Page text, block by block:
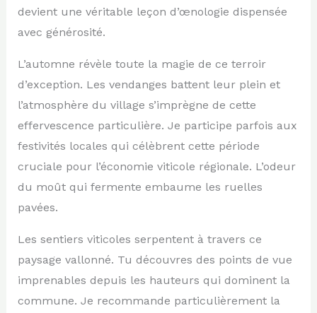
devient une véritable leçon d’œnologie dispensée
avec générosité.
L’automne révèle toute la magie de ce terroir
d’exception. Les vendanges battent leur plein et
l’atmosphère du village s’imprègne de cette
effervescence particulière. Je participe parfois aux
festivités locales qui célèbrent cette période
cruciale pour l’économie viticole régionale. L’odeur
du moût qui fermente embaume les ruelles
pavées.
Les sentiers viticoles serpentent à travers ce
paysage vallonné. Tu découvres des points de vue
imprenables depuis les hauteurs qui dominent la
commune. Je recommande particulièrement la